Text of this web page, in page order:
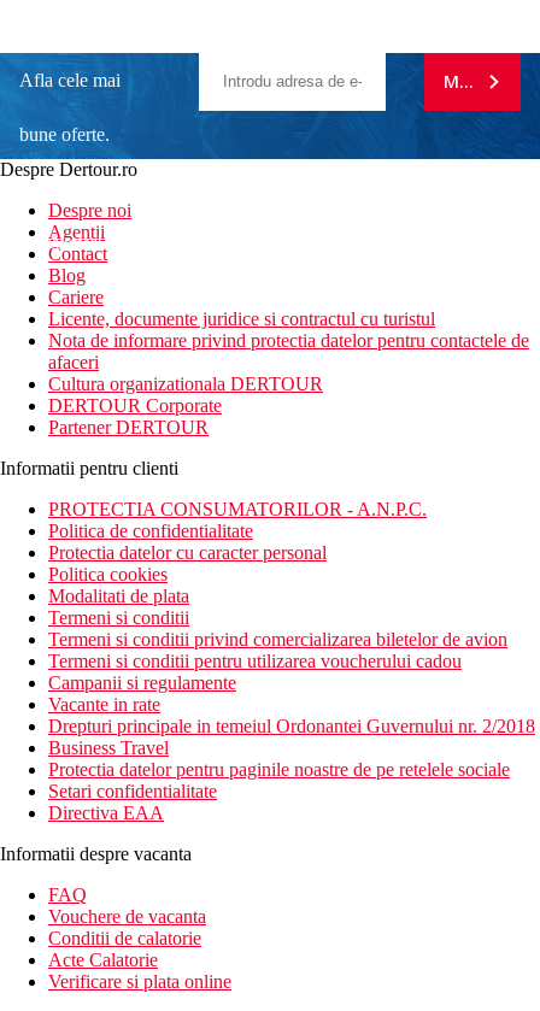
Afla cele mai
bune oferte.
newsletter!
MA
Despre Dertour.ro
Despre noi
Agentii
Contact
Blog
Cariere
Licente, documente juridice si contractul cu turistul
Nota de informare privind protectia datelor pentru contactele de
afaceri
Cultura organizationala DERTOUR
DERTOUR Corporate
Partener DERTOUR
Informatii pentru clienti
PROTECTIA CONSUMATORILOR - A.N.P.C.
Politica de confidentialitate
Protectia datelor cu caracter personal
Politica cookies
Modalitati de plata
Termeni si conditii
Termeni si conditii privind comercializarea biletelor de avion
Termeni si conditii pentru utilizarea voucherului cadou
Campanii si regulamente
Vacante in rate
Drepturi principale in temeiul Ordonantei Guvernului nr. 2/2018
Business Travel
Protectia datelor pentru paginile noastre de pe retelele sociale
Setari confidentialitate
Directiva EAA
Informatii despre vacanta
FAQ
Vouchere de vacanta
Conditii de calatorie
Acte Calatorie
Verificare si plata online